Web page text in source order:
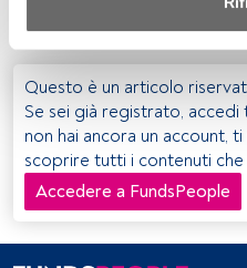
Utilizzo di dati di
attiva delle caratteristiche
identificazione.
dispositivo e/o accesso alle
personalizzati, misurazione
contenuti, ricerca sul
aspettavano maggiori
Questo è un articolo
Se sei già registrato, accedi
non hai ancora un account,
scoprire tutti i contenuti
Accedere a FundsPeople